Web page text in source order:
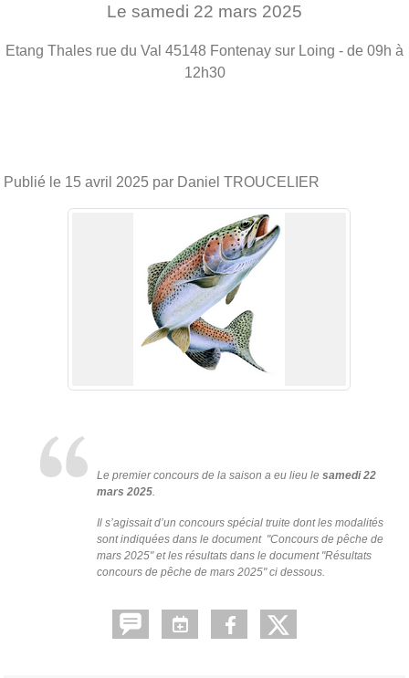
Le samedi 22 mars 2025
Etang Thales rue du Val 45148 Fontenay sur Loing - de 09h à
12h30
Publié le 15 avril 2025 par Daniel TROUCELIER
Le premier concours de la saison a eu lieu le samedi 22
mars 2025
Il s’agissait d’un concours spécial truite dont les modalités
sont indiquées dans le document "Concours de pêche de
mars 2025" et les résultats dans le document "Résultats
concours de pêche de mars 2025" ci dessous.